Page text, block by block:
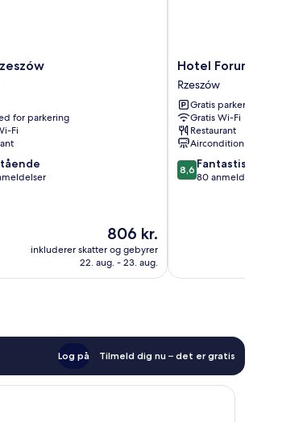
for parkering
Fi
Prisen
er
806 kr.
806 kr.
inkluderer skatter og gebyrer
22. aug. - 23. aug.
Hotel
Forum
Rzeszów
Hotel Forum
Rzeszów
Gratis parkering
Gratis Wi-Fi
Restaurant
Aircondition
8.6
ud
8,6 Fantastisk
80 anmeldelser
Log på Tilmeld dig nu – det er gratis